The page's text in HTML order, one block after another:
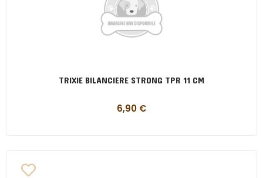
TRIXIE BILANCIERE STRONG TPR 11 CM
6,90 €